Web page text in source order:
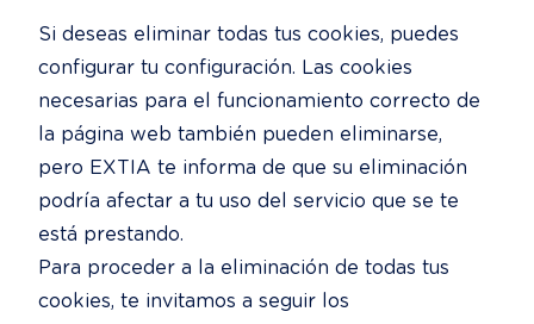
Si deseas eliminar todas tus cookies, puedes
configurar tu configuración. Las cookies
necesarias para el funcionamiento correcto de
la página web también pueden eliminarse,
pero EXTIA te informa de que su eliminación
podría afectar a tu uso del servicio que se te
está prestando.
Para proceder a la eliminación de todas tus
cookies, te invitamos a seguir los